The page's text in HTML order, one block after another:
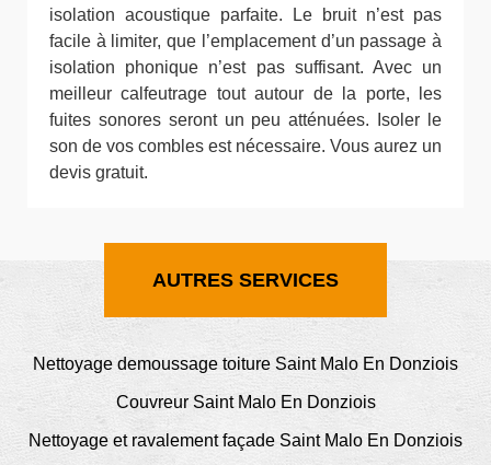
isolation acoustique parfaite. Le bruit n’est pas
facile à limiter, que l’emplacement d’un passage à
isolation phonique n’est pas suffisant. Avec un
meilleur calfeutrage tout autour de la porte, les
fuites sonores seront un peu atténuées. Isoler le
son de vos combles est nécessaire. Vous aurez un
devis gratuit.
AUTRES SERVICES
Nettoyage demoussage toiture Saint Malo En Donziois
Couvreur Saint Malo En Donziois
Nettoyage et ravalement façade Saint Malo En Donziois